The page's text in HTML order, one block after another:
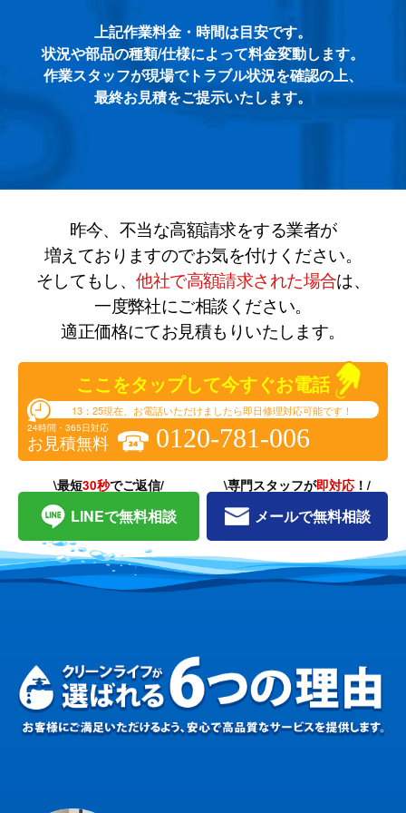
上記作業料金・時間は目安です。
状況や部品の種類/仕様によって料金変動します。
作業スタッフが現場でトラブル状況を確認の上、
最終お見積をご提示いたします。
昨今、不当な高額請求をする業者が
増えておりますのでお気を付けください。
そしてもし、他社で高額請求された場合は、
一度弊社にご相談ください。
適正価格にてお見積もりいたします。
ここをタップして今すぐお電話
13：25現在、お電話いただけましたら即日修理対応可能です！
24時間・365日対応
お見積無料 0120-781-006
LINEで無料相談
\最短30秒でご返信/
メールで無料相談
\専門スタッフが即対応 ！/